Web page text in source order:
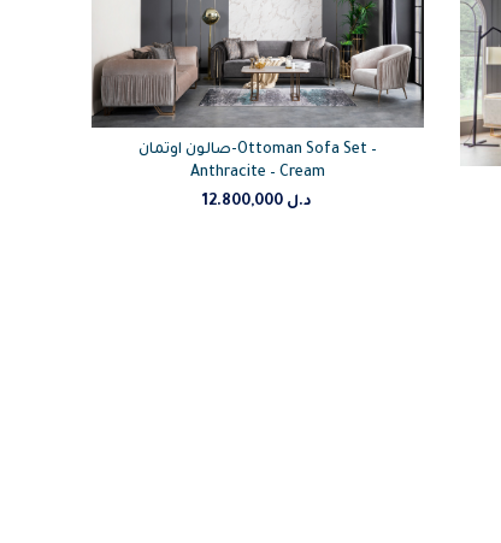
صالون اوتمان-Ottoman Sofa Set –
Anthracite – Cream
د.ل